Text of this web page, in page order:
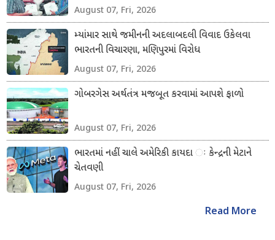
August 07, Fri, 2026
મ્યાંમાર સાથે જમીનની અદલાબદલી વિવાદ ઉકેલવા
ભારતની વિચારણા, મણિપુરમાં વિરોધ
August 07, Fri, 2026
ગોબરગેસ અર્થતંત્ર મજબૂત કરવામાં આપશે ફાળો
August 07, Fri, 2026
ભારતમાં નહીં ચાલે અમેરિકી કાયદા ઃ કેન્દ્રની મેટાને
ચેતવણી
August 07, Fri, 2026
Read More